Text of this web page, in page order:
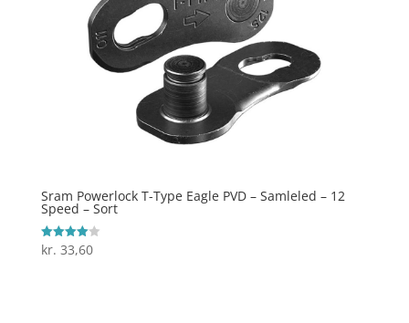
Sram Powerlock T-Type Eagle PVD – Samleled – 12
Speed – Sort
Vurderet
4
kr. 33,60